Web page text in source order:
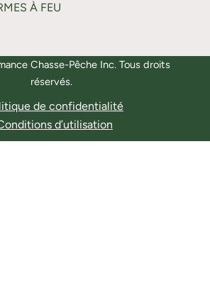
À FEU
Chasse-Pêche Inc. Tous droits
réservés.
de confidentialité
d’utilisation